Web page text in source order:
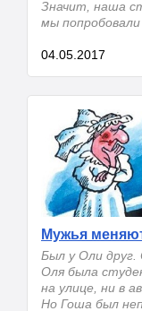
Значит, наша
мы
04.05.2017
Мужья
Был у Оли друг.
Оля была
на улице, ни в
Но Гоша был